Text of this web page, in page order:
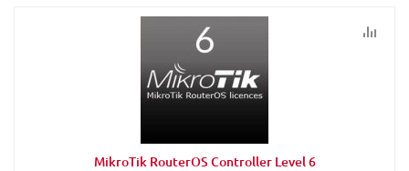
MikroTik RouterOS Controller Level 6